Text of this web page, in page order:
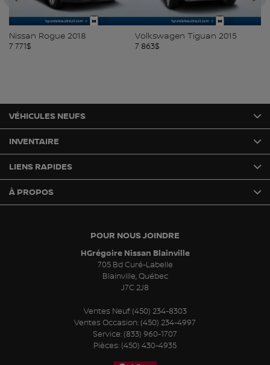
Nissan Rogue 2018
7 771$
Volkswagen Tiguan 2015
7 863$
POUR NOUS JOINDRE
HGrégoire Nissan Blainville
705 Bd Curé-Labelle
Blainville,Québec
J7C 2J8
Ventes Neuf: (450) 234-8303
Ventes Occasion: (450) 234-4997
Service: (833) 960-1707
Pièces: (450) 430-4935
VÉHICULES NEUFS
INVENTAIRE
LIENS RAPIDES
À PROPOS